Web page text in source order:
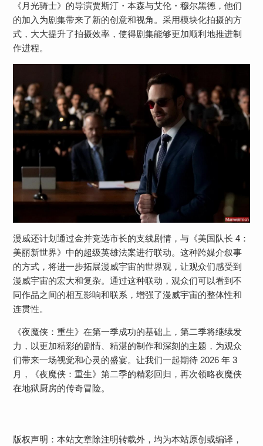
《月光骑士》的导演贾斯汀・本森与艾伦・穆尔黑德，他们
的加入为剧集带来了新的创意和视角。采用模块化拍摄的方
式，大大提升了拍摄效率，使得剧集能够更加顺利地推进制
作进程。
漫威还计划通过金并竞选市长的支线剧情，与《美国队长 4：
美丽新世界》中的超级英雄法案进行联动。这种跨媒介叙事
的方式，将进一步拓展漫威宇宙的世界观，让观众们感受到
漫威宇宙的宏大和复杂。通过这种联动，观众们可以看到不
同作品之间的相互影响和联系，增强了漫威宇宙的整体性和
连贯性。
《夜魔侠：重生》在第一季成功的基础上，第二季将继续发
力，以更加精彩的剧情、精湛的制作和深刻的主题，为观众
们带来一场视觉和心灵的盛宴。让我们一起期待 2026 年 3
月，《夜魔侠：重生》第二季的精彩回归，再次领略夜魔侠
在地狱厨房的传奇冒险。
版权声明：本站文章除注明转载外，均为本站原创或编译，